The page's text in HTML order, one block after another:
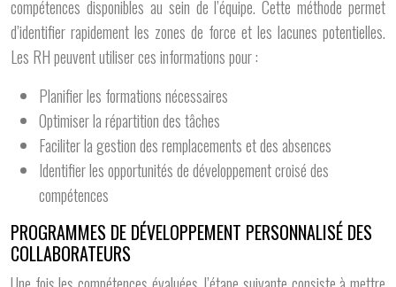
compétences disponibles au sein de l’équipe. Cette méthode permet
d’identifier rapidement les zones de force et les lacunes potentielles.
Les RH peuvent utiliser ces informations pour :
Planifier les formations nécessaires
Optimiser la répartition des tâches
Faciliter la gestion des remplacements et des absences
Identifier les opportunités de développement croisé des
compétences
PROGRAMMES DE DÉVELOPPEMENT PERSONNALISÉ DES
COLLABORATEURS